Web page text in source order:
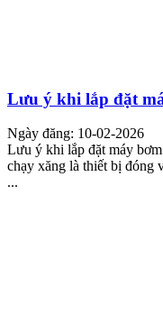
Lưu ý khi lắp đặt
Ngày đăng: 10-02-2026
Lưu ý khi lắp đặt máy
chạy xăng là thiết bị đóng
...